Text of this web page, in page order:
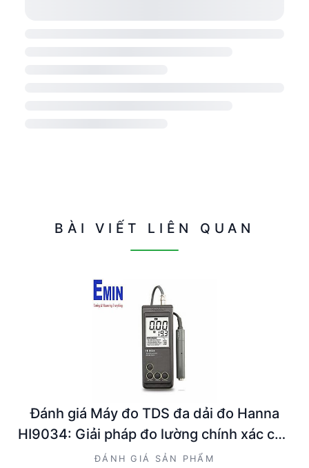
BÀI VIẾT LIÊN QUAN
Đánh giá Máy đo TDS đa dải đo Hanna
HI9034: Giải pháp đo lường chính xác cho
kỹ sư và nhà quản lý kỹ thuật
ĐÁNH GIÁ SẢN PHẨM